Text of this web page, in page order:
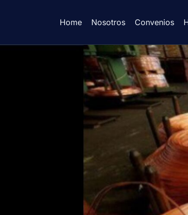
Home Nosotros Convenios